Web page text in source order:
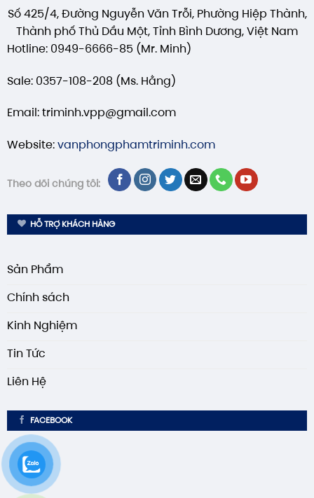
Số 425/4, Đường Nguyễn Văn Trỗi, Phường Hiệp Thành,
Thành phố Thủ Dầu Một, Tỉnh Bình Dương, Việt Nam
Hotline: 0949-6666-85 (Mr. Minh)
Sale: 0357-108-208 (Ms. Hằng)
Email: triminh.vpp@gmail.com
Website:vanphongphamtriminh.com
Theo dõi chúng tôi:
HỖ TRỢ KHÁCH HÀNG
Sản Phẩm
Chính sách
Kinh Nghiệm
Tin Tức
Liên Hệ
FACEBOOK